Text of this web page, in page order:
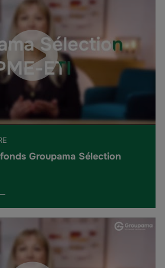
Groupama Sélection